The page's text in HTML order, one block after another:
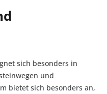
sich besonders in
und
bietet sich besonders an,